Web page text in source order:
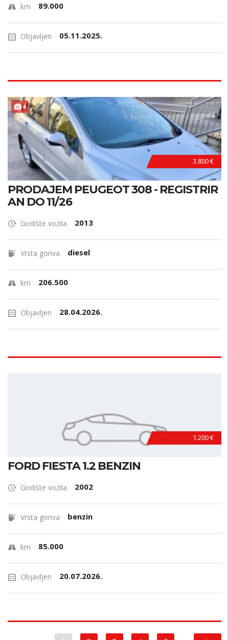
km 89.000
Objavljen 05.11.2025.
4
3.800 €
PRODAJEM PEUGEOT 308 - REGISTRIR
AN DO 11/26
Godište vozila 2013
Vrsta goriva diesel
km 206.500
Objavljen 28.04.2026.
1.200 €
FORD FIESTA 1.2 BENZIN
Godište vozila 2002
Vrsta goriva benzin
km 85.000
Objavljen 20.07.2026.